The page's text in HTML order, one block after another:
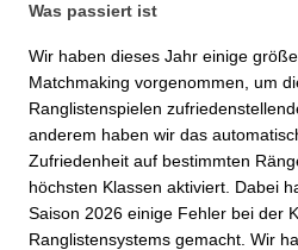
Was passiert ist
Wir haben dieses Jahr einige
Matchmaking vorgenommen, um
Ranglistenspielen
anderem haben wir das
Zufriedenheit auf bestimmten
höchsten Klassen aktiviert. Dabei
Saison 2026 einige Fehler bei der
Ranglistensystems gemacht. Wir